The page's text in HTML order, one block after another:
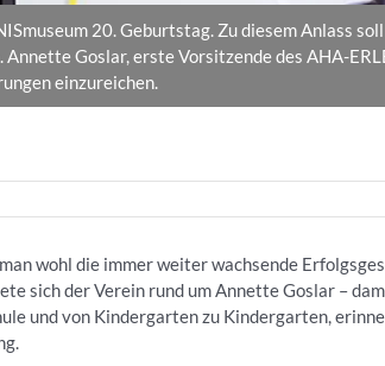
20. Geburtstag. Zu diesem Anlass
Goslar, erste Vorsitzende des AHA-
einzureichen.
wohl die immer weiter wachsende
sich der Verein rund um Annette Goslar –
und von Kindergarten zu Kindergarten,